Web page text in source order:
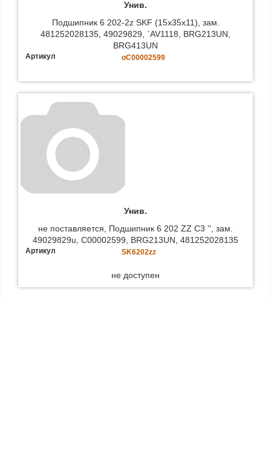
Унив.
Подшипник 6 202-2z SKF (15x35x11), зам.
481252028135, 49029829, `AV1118, BRG213UN,
BRG413UN
Артикул oC00002599
Унив.
не поставляется, Подшипник 6 202 ZZ C3 '', зам.
49029829u, C00002599, BRG213UN, 481252028135
Артикул SK6202zz
не доступен